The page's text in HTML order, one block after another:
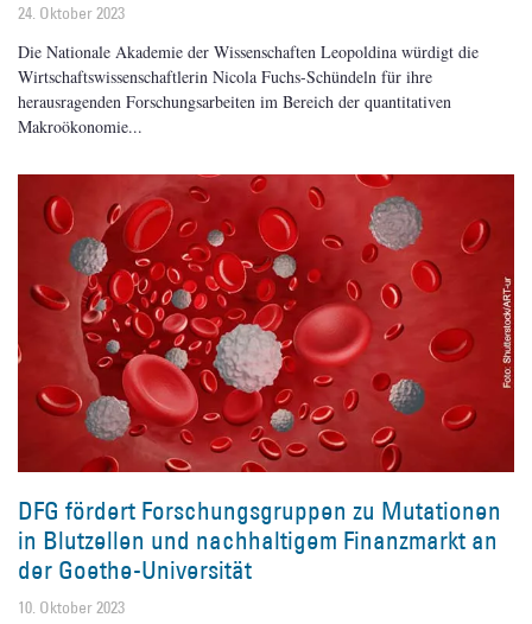
24. Oktober 2023
Die Nationale Akademie der Wissenschaften Leopoldina würdigt die
Wirtschaftswissenschaftlerin Nicola Fuchs-Schündeln für ihre
herausragenden Forschungsarbeiten im Bereich der quantitativen
Makroökonomie
DFG fördert Forschungsgruppen zu Mutationen
in Blutzellen und nachhaltigem Finanzmarkt an
der Goethe-Universität
10. Oktober 2023